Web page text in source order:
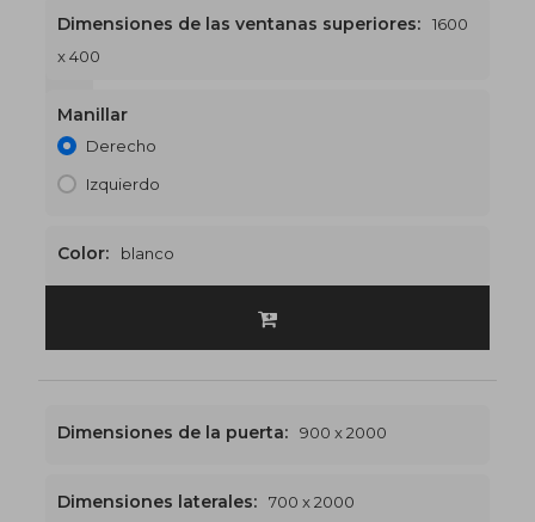
Dimensiones de las ventanas superiores:
1600
x 400
Manillar
Derecho
Izquierdo
Color: blanco
Dimensiones de la puerta: 900 x 2000
Dimensiones laterales: 700 x 2000